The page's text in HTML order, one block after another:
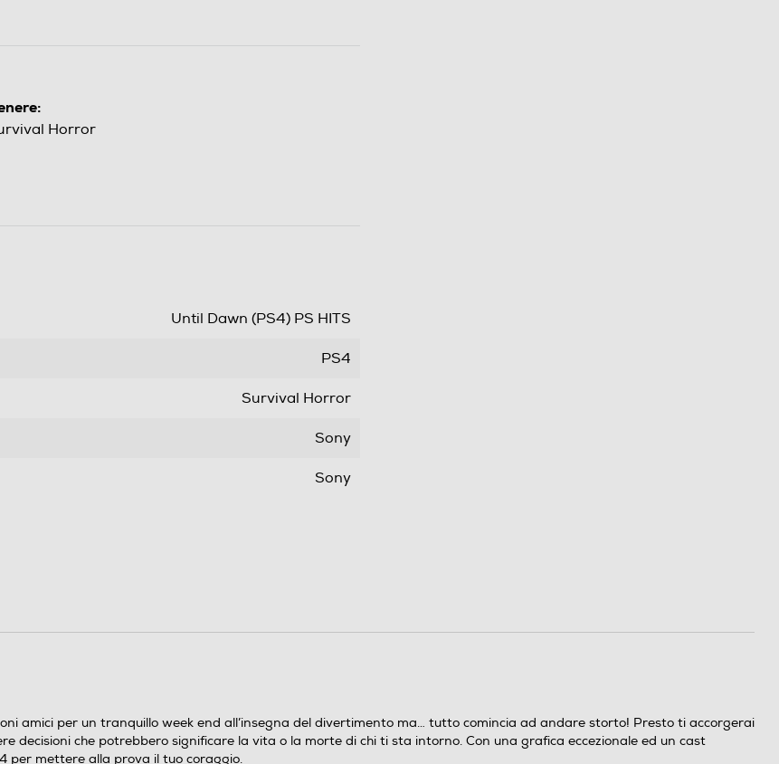
Horror
Until Dawn (PS4) PS HITS
PS4
Survival Horror
Sony
Sony
DAWN Un’isolata casa in montagna. Tu e una
non siete soli… La paura ti costringerà a
decisioni che potrebbero significare la vita
amici per un tranquillo week end all’insegna del divertimento ma… tutto comincia ad andare storto! Presto ti accorgerai
decisioni che potrebbero significare la vita o la morte di chi ti sta intorno. Con una grafica eccezionale ed un cast
per mettere alla prova il tuo coraggio.